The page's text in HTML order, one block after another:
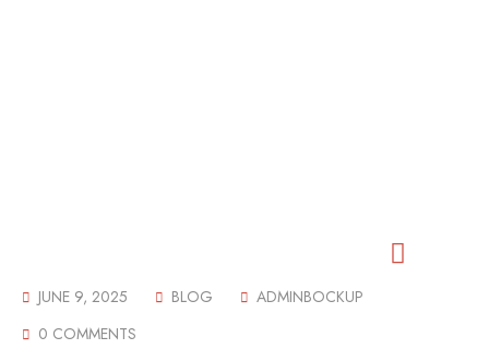
JUNE 9, 2025 BLOG
ADMINBOCKUP
0 COMMENTS